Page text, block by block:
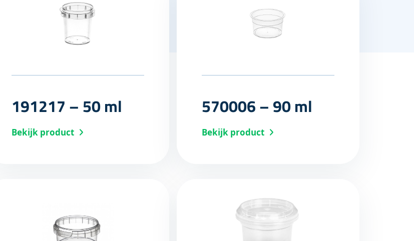
191217 – 50 ml
Bekijk product
570006 – 90 ml
Bekijk product